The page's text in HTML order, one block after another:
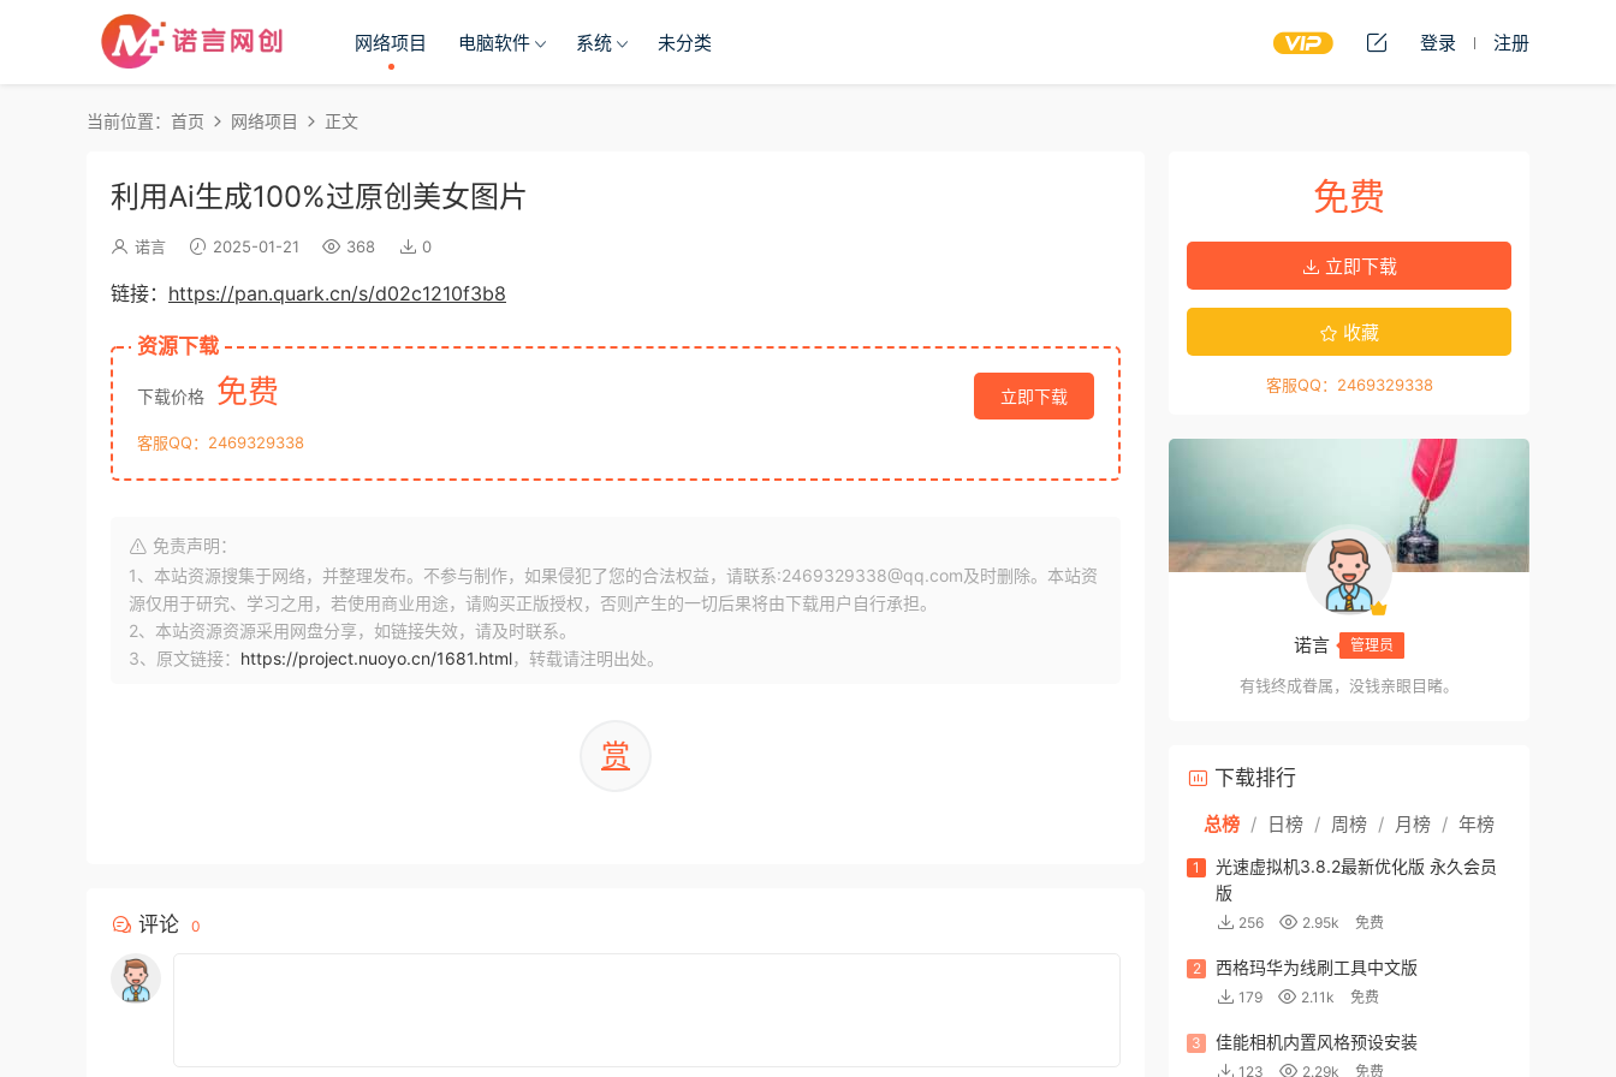
网络项目 电脑软件 系统 未分类 登录 注册
当前位置： 首页 网络项目 正文
利用Ai生成100%过原创美女图片
诺言 2025-01-21 368 0
链接： https://pan.quark.cn/s/d02c1210f3b8
资源下载
下载价格 免费 立即下载
客服QQ：2469329338
免责声明：
1、本站资源搜集于网络，并整理发布。不参与制作，如果侵犯了您的合法权益，请联系:2469329338@qq.com及时删除。本站资
源仅用于研究、学习之用，若使用商业用途，请购买正版授权，否则产生的一切后果将由下载用户自行承担。
2、本站资源资源采用网盘分享，如链接失效，请及时联系。
3、原文链接： https://project.nuoyo.cn/1681.html，转载请注明出处。
赏
评论 0
免费
立即下载
收藏
客服QQ：2469329338
诺言 管理员
有钱终成眷属，没钱亲眼目睹。
下载排行
总榜 / 日榜 / 周榜 / 月榜 / 年榜
1
光速虚拟机3.8.2最新优化版 永久会员
版
256 2.95k 免费
2 西格玛华为线刷工具中文版
179 2.11k 免费
3 佳能相机内置风格预设安装
123 2.29k 免费